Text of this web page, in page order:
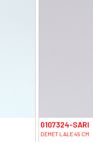
0107324-SARI
DEMET LALE 45 CM